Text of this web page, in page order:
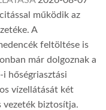
működik az
A
feltöltése is
már dolgoznak a
i hőségriasztási
vízellátását két
vezeték biztosítja.